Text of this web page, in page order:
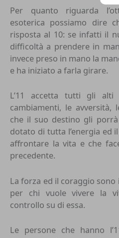
Per quanto riguarda
esoterica possiamo dire
risposta al 10: se infatti il
difficoltà a prendere in
invece preso in mano la
e ha iniziato a farla girare.
L’11 accetta tutti gli
cambiamenti, le
che il suo destino gli
dotato di tutta l’energia ed
affrontare la vita e che
precedente.
La forza ed il coraggio
per chi vuole vivere la
controllo su di essa.
Le persone che hanno